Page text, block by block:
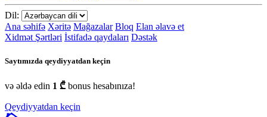
Dil:
Ana səhifə Xəritə Mağazalar Bloq Elan əlavə et
Xidmət Şərtləri İstifadə qaydaları Dəstək
Saytımızda qeydiyyatdan keçin
və əldə edin 1 ₾ bonus hesabınıza!
Qeydiyyatdan keçin